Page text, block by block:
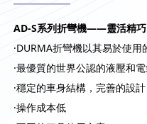
AD-S系列折彎機——靈活精巧
·DURMA折彎機以其易於使用
·最優質的世界公認的液壓和電
·穩定的車身結構，完善的設計
·操作成本低